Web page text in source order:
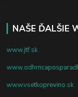
NAŠE ĎALŠIE
www.jtf.sk
www.vsetkoprevino.sk